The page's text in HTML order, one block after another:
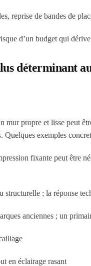
reprise de bandes de
d’un budget qui
déterminant
mur propre et lisse peut
Quelques exemples
fixante peut être
; la réponse
anciennes ; un
en éclairage rasant